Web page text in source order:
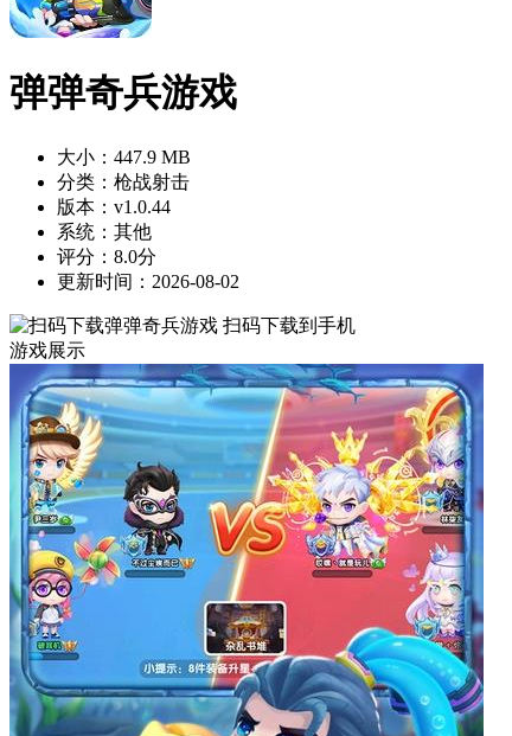
弹弹奇兵游戏
大小：447.9 MB
分类：枪战射击
版本：v1.0.44
系统：其他
评分：8.0分
更新时间：2026-08-02
扫码下载到手机
游戏展示